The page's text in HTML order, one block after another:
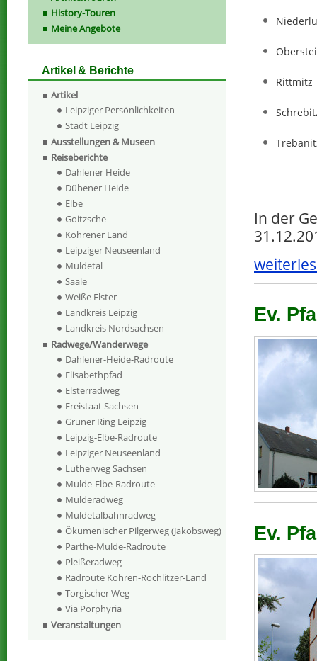
Rittmitz
In der
Ev.
Ev.
History-Touren
Meine Angebote
Artikel & Berichte
Artikel
Leipziger Persönlichkeiten
Stadt Leipzig
Ausstellungen & Museen
Reiseberichte
Dahlener Heide
Dübener Heide
Elbe
Goitzsche
Kohrener Land
Leipziger Neuseenland
Muldetal
Saale
Weiße Elster
Landkreis Leipzig
Landkreis Nordsachsen
Radwege/Wanderwege
Dahlener-Heide-Radroute
Elisabethpfad
Elsterradweg
Freistaat Sachsen
Grüner Ring Leipzig
Leipzig-Elbe-Radroute
Leipziger Neuseenland
Lutherweg Sachsen
Mulde-Elbe-Radroute
Mulderadweg
Muldetalbahnradweg
Ökumenischer Pilgerweg (Jakobsweg)
Parthe-Mulde-Radroute
Pleißeradweg
Radroute Kohren-Rochlitzer-Land
Torgischer Weg
Via Porphyria
Veranstaltungen